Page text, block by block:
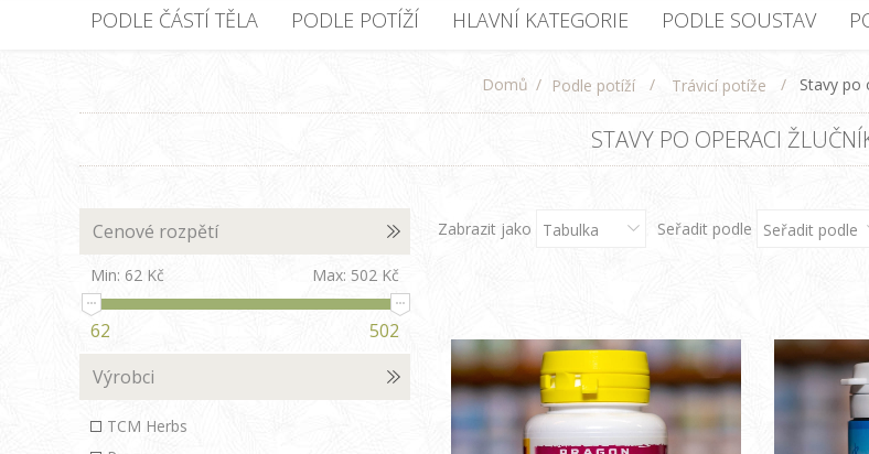
PODLE ČÁSTÍ TĚLA PODLE POTÍŽÍ HLAVNÍ KATEGORIE PODLE SOUSTAV
Domů / Podle potíží / Trávicí potíže / Stavy po
STAVY PO OPERACI
Zabrazit jako Tabulka Seřadit podle Seřadit podle
Cenové rozpětí
Min: 62 Kč Max: 502 Kč
62
502
Výrobci
TCM Herbs